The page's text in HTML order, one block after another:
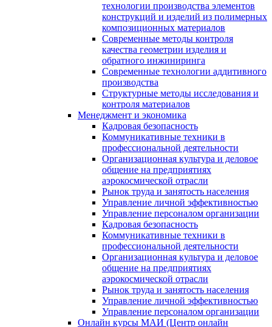
технологии производства элементов
конструкций и изделий из полимерных
композиционных материалов
Современные методы контроля
качества геометрии изделия и
обратного инжиниринга
Современные технологии аддитивного
производства
Структурные методы исследования и
контроля материалов
Менеджмент и экономика
Кадровая безопасность
Коммуникативные техники в
профессиональной деятельности
Организационная культура и деловое
общение на предприятиях
аэрокосмической отрасли
Рынок труда и занятость населения
Управление личной эффективностью
Управление персоналом организации
Кадровая безопасность
Коммуникативные техники в
профессиональной деятельности
Организационная культура и деловое
общение на предприятиях
аэрокосмической отрасли
Рынок труда и занятость населения
Управление личной эффективностью
Управление персоналом организации
Онлайн курсы МАИ (Центр онлайн